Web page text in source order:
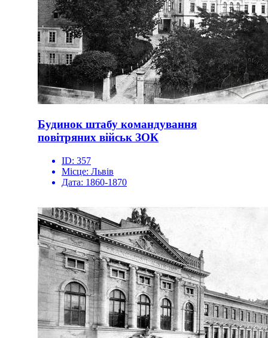
Будинок штабу командування
повітряних військ ЗОК
ID: 357
Місце: Львів
Дата: 1860-1870